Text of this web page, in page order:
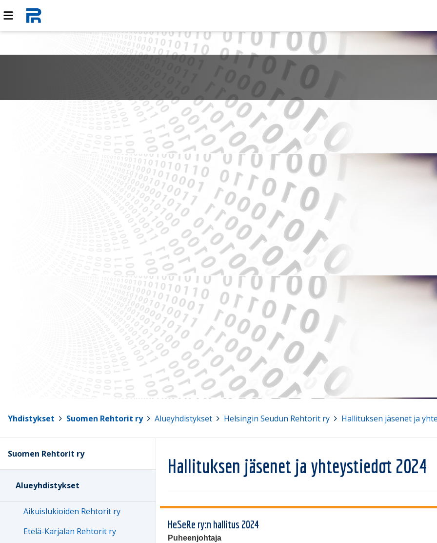
Yhdistykset Suomen Rehtorit ry Alueyhdistykset Helsingin Seudun Rehtorit ry Hallituksen jäsenet ja
Hallituksen jäsenet ja yhteystiedot 2024
HeSeRe ry:n hallitus 2024
Puheenjohtaja
Suomen Rehtorit ry
Alueyhdistykset
Aikuislukioiden Rehtorit ry
Etelä-Karjalan Rehtorit ry